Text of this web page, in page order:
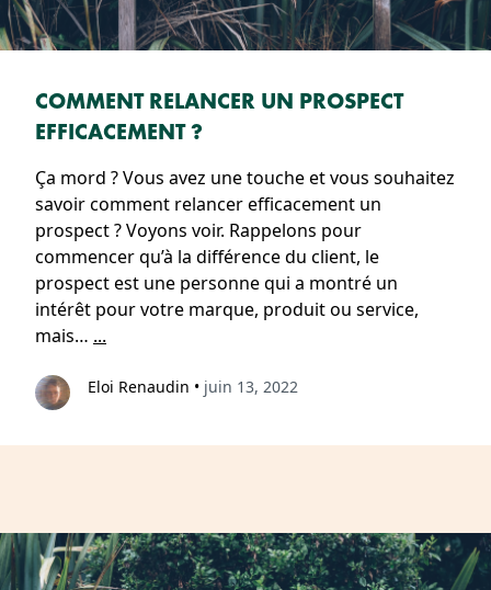
COMMENT RELANCER UN PROSPECT
EFFICACEMENT ?
Ça mord ? Vous avez une touche et vous souhaitez
savoir comment relancer efficacement un
prospect ? Voyons voir. Rappelons pour
commencer qu’à la différence du client, le
prospect est une personne qui a montré un
intérêt pour votre marque, produit ou service,
mais… ...
Eloi Renaudin • juin 13, 2022